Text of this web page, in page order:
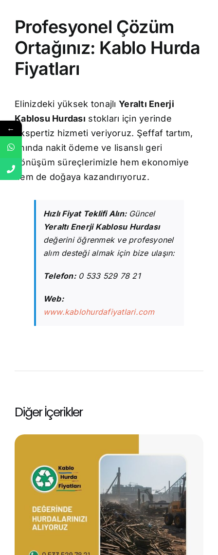
Profesyonel Çözüm
Ortağınız: Kablo Hurda
Fiyatları
Elinizdeki yüksek tonajlıYeraltı Enerji
Kablosu Hurdası stokları için yerinde
ekspertiz hizmeti veriyoruz. Şeffaf tartım,
anında nakit ödeme ve lisanslı geri
dönüşüm süreçlerimizle hem ekonomiye
hem de doğaya kazandırıyoruz.
Hızlı Fiyat Teklifi Alın:Güncel
Yeraltı Enerji Kablosu Hurdası
değerini öğrenmek ve profesyonel
alım desteği almak için bize ulaşın:
Telefon:0 533 529 78 21
Web:
www.kablohurdafiyatlari.com
Diğer İçerikler
←